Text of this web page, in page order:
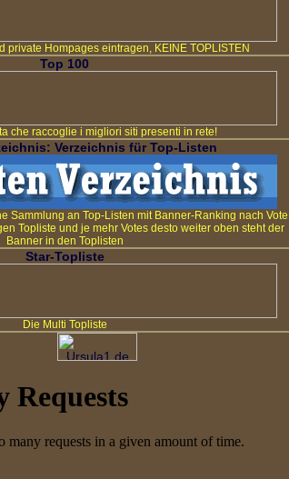
private Hompages eintragen, KEINE TOPLISTEN
Top 100
che raccoglie i migliori siti presenti in rete!
Verzeichnis für Top-Listen
Sammlung an Top-Listen mit Banner-Ranking nach Vote
Topliste und je mehr Votes desto weiter oben steht der
Banner in den Toplisten
Star-Topliste
Die Multi Topliste